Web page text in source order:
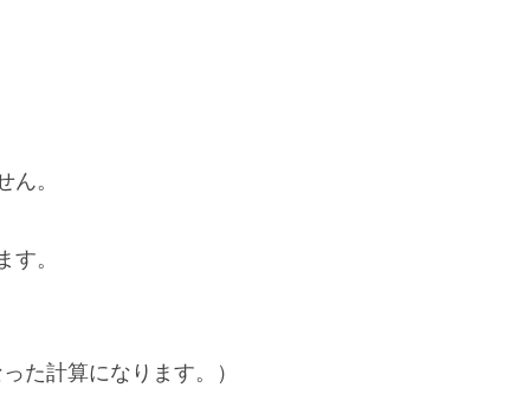
。
。
た計算になります。）